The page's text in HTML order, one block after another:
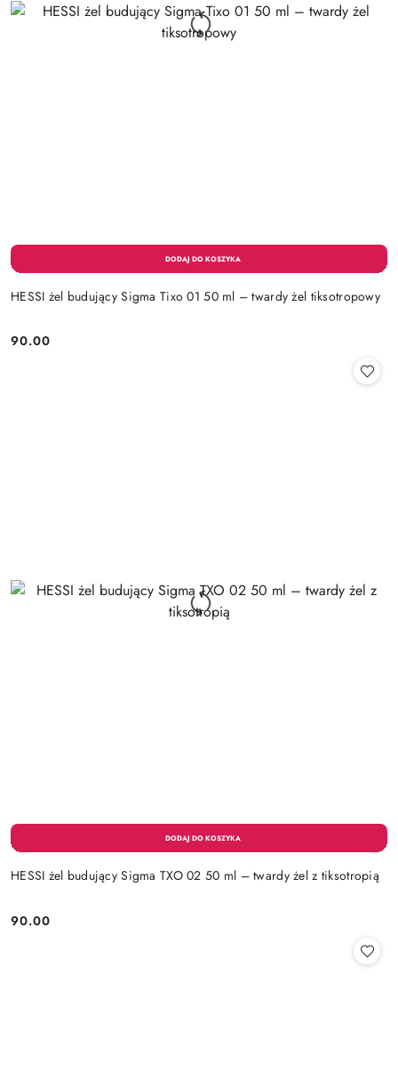
HESSI żel budujący Sigma Tixo 01 50 ml – twardy żel tiksotropowy
Cena:
90.00
HESSI żel budujący Sigma TXO 02 50 ml – twardy żel z tiksotropią
Cena:
90.00